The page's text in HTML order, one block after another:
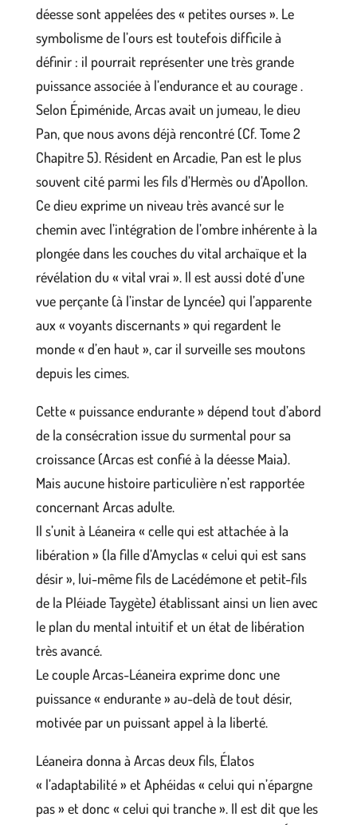
déesse sont appelées des « petites ourses ». Le
symbolisme de l’ours est toutefois difficile à
définir : il pourrait représenter une très grande
puissance associée à l’endurance et au courage .
Selon Épiménide, Arcas avait un jumeau, le dieu
Pan, que nous avons déjà rencontré (Cf. Tome 2
Chapitre 5). Résident en Arcadie, Pan est le plus
souvent cité parmi les fils d’Hermès ou d’Apollon.
Ce dieu exprime un niveau très avancé sur le
chemin avec l’intégration de l’ombre inhérente à la
plongée dans les couches du vital archaïque et la
révélation du « vital vrai ». Il est aussi doté d’une
vue perçante (à l’instar de Lyncée) qui l’apparente
aux « voyants discernants » qui regardent le
monde « d’en haut », car il surveille ses moutons
depuis les cimes.
Cette « puissance endurante » dépend tout d’abord
de la consécration issue du surmental pour sa
croissance (Arcas est confié à la déesse Maia).
Mais aucune histoire particulière n’est rapportée
concernant Arcas adulte.
Il s’unit à Léaneira « celle qui est attachée à la
libération » (la fille d’Amyclas « celui qui est sans
désir », lui-même fils de Lacédémone et petit-fils
de la Pléiade Taygète) établissant ainsi un lien avec
le plan du mental intuitif et un état de libération
très avancé.
Le couple Arcas-Léaneira exprime donc une
puissance « endurante » au-delà de tout désir,
motivée par un puissant appel à la liberté.
Léaneira donna à Arcas deux fils, Élatos
« l’adaptabilité » et Aphéidas « celui qui n’épargne
pas » et donc « celui qui tranche ». Il est dit que les